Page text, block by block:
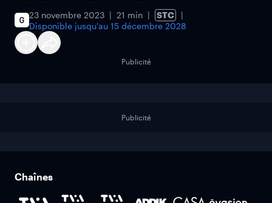
23 novembre 2023 21 min
STC
Disponible jusqu'au 15 décembre 2028
Publicité
Publicité
Chaînes